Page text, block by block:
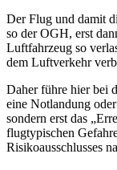
Der Flug und damit
so der OGH, erst
Luftfahrzeug so
dem Luftverkehr
Daher führe hier bei
eine Notlandung
sondern erst das
flugtypischen
Risikoausschlusses